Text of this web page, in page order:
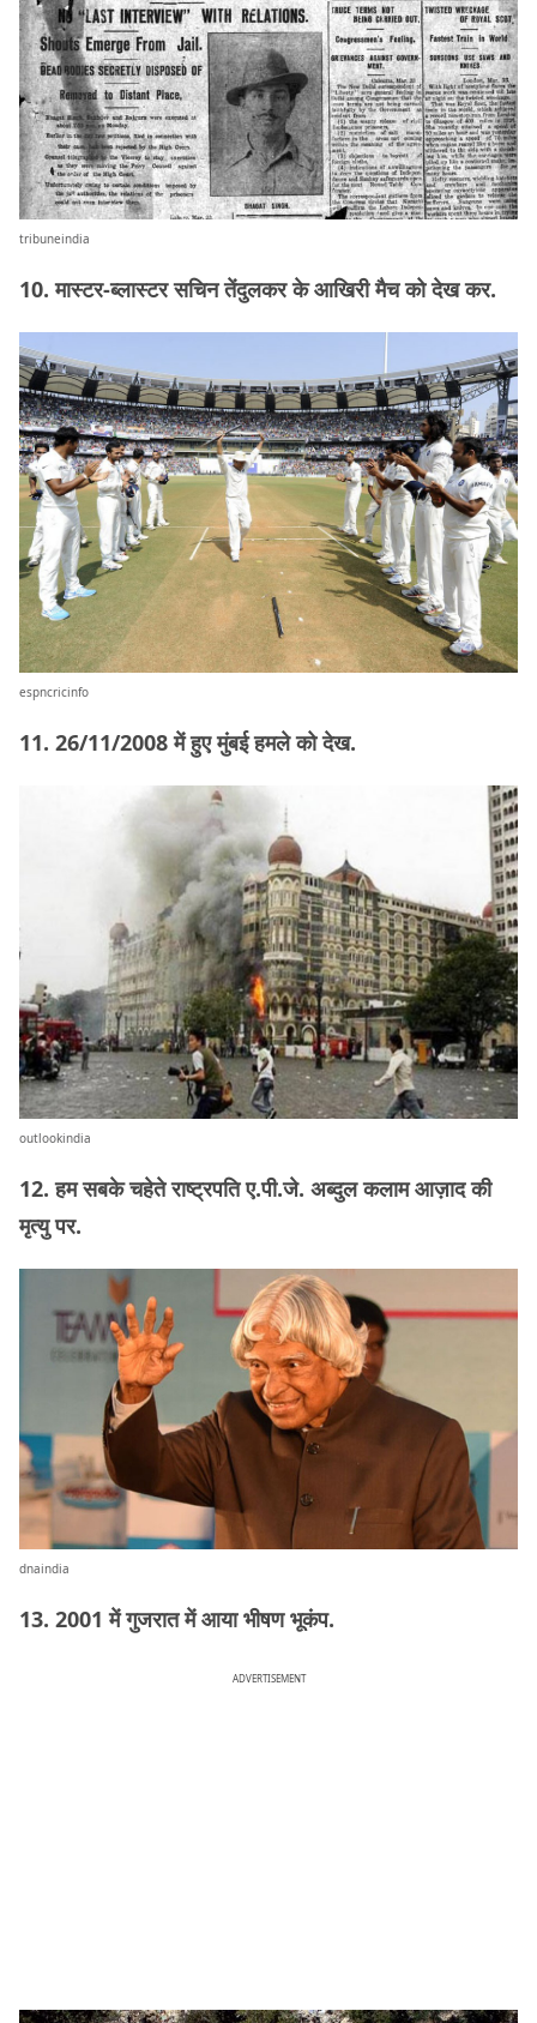
tribuneindia
10. मास्टर-ब्लास्टर सचिन तेंदुलकर के आखिरी मैच को देख कर.
espncricinfo
11. 26/11/2008 में हुए मुंबई हमले को देख.
outlookindia
12. हम सबके चहेते राष्ट्रपति ए.पी.जे. अब्दुल कलाम आज़ाद की
मृत्यु पर.
dnaindia
13. 2001 में गुजरात में आया भीषण भूकंप.
ADVERTISEMENT